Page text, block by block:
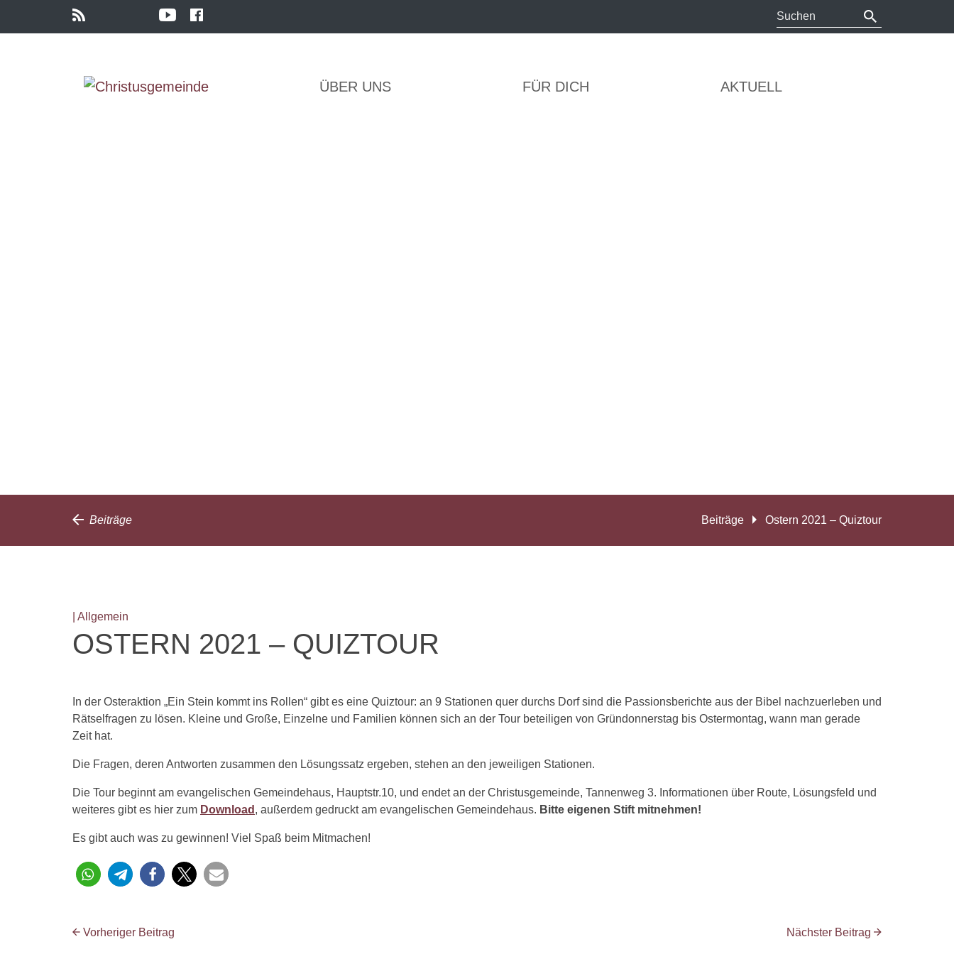
ÜBER UNS FÜR DICH AKTUELL
Beiträge Beiträge Ostern 2021 – Quiztour
| Allgemein
OSTERN 2021 – QUIZTOUR
In der Osteraktion „Ein Stein kommt ins Rollen“ gibt es eine Quiztour: an 9 Stationen quer durchs Dorf sind die Passionsberichte aus der Bibel nachzuerleben und
Rätselfragen zu lösen. Kleine und Große, Einzelne und Familien können sich an der Tour beteiligen von Gründonnerstag bis Ostermontag, wann man gerade
Zeit hat.
Die Fragen, deren Antworten zusammen den Lösungssatz ergeben, stehen an den jeweiligen Stationen.
Die Tour beginnt am evangelischen Gemeindehaus, Hauptstr.10, und endet an der Christusgemeinde, Tannenweg 3. Informationen über Route, Lösungsfeld und
weiteres gibt es hier zum Download , außerdem gedruckt am evangelischen Gemeindehaus. Bitte eigenen Stift mitnehmen!
Es gibt auch was zu gewinnen! Viel Spaß beim Mitmachen!
Vorheriger Beitrag Nächster Beitrag